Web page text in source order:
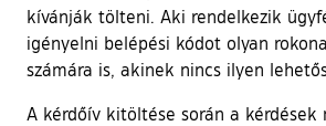
kívánják tölteni. Aki rendelkezik
igényelni belépési kódot olyan
számára is, akinek nincs ilyen
A kérdőív kitöltése során a kérdések